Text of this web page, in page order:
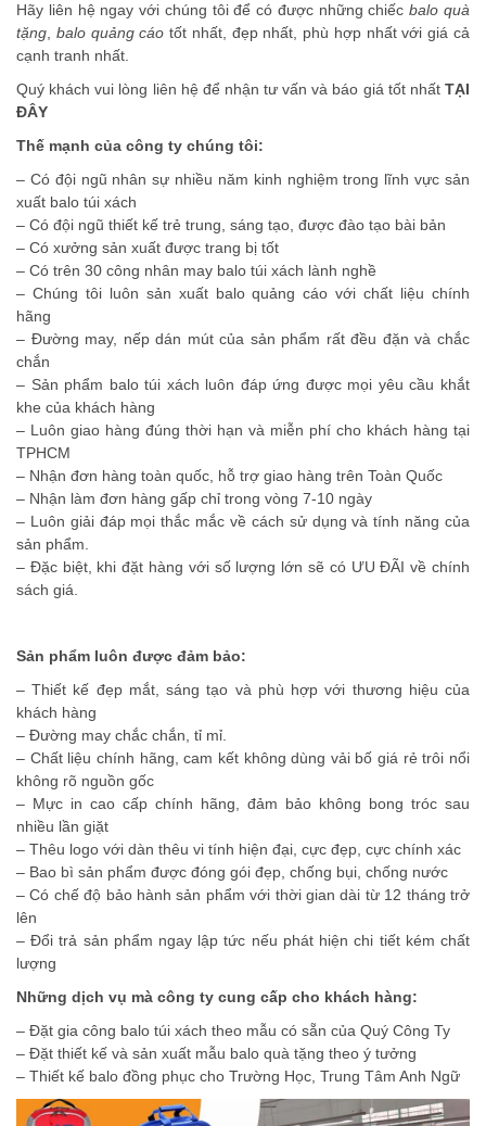
Hãy liên hệ ngay với chúng tôi để có được những chiếcbalo quà
tặng balo quảng cáo tốt nhất, đẹp nhất, phù hợp nhất với giá cả
cạnh tranh nhất.
Quý khách vui lòng liên hệ để nhận tư vấn và báo giá tốt nhất TẠI
ĐÂY
Thế mạnh của công ty chúng tôi:
– Có đội ngũ nhân sự nhiều năm kinh nghiệm trong lĩnh vực sản
xuất balo túi xách
– Có đội ngũ thiết kế trẻ trung, sáng tạo, được đào tạo bài bản
– Có xưởng sản xuất được trang bị tốt
– Có trên 30 công nhân may balo túi xách lành nghề
– Chúng tôi luôn sản xuất balo quảng cáo với chất liệu chính
hãng
– Đường may, nếp dán mút của sản phẩm rất đều đặn và chắc
chắn
– Sản phẩm balo túi xách luôn đáp ứng được mọi yêu cầu khắt
khe của khách hàng
– Luôn giao hàng đúng thời hạn và miễn phí cho khách hàng tại
TPHCM
– Nhận đơn hàng toàn quốc, hỗ trợ giao hàng trên Toàn Quốc
– Nhận làm đơn hàng gấp chỉ trong vòng 7-10 ngày
– Luôn giải đáp mọi thắc mắc về cách sử dụng và tính năng của
sản phẩm.
– Đặc biệt, khi đặt hàng với số lượng lớn sẽ có ƯU ĐÃI về chính
sách giá.
Sản phẩm luôn được đảm bảo:
– Thiết kế đẹp mắt, sáng tạo và phù hợp với thương hiệu của
khách hàng
– Đường may chắc chắn, tỉ mỉ.
– Chất liệu chính hãng, cam kết không dùng vải bố giá rẻ trôi nổi
không rõ nguồn gốc
– Mực in cao cấp chính hãng, đảm bảo không bong tróc sau
nhiều lần giặt
– Thêu logo với dàn thêu vi tính hiện đại, cực đẹp, cực chính xác
– Bao bì sản phẩm được đóng gói đẹp, chống bụi, chống nước
– Có chế độ bảo hành sản phẩm với thời gian dài từ 12 tháng trở
lên
– Đổi trả sản phẩm ngay lập tức nếu phát hiện chi tiết kém chất
lượng
Những dịch vụ mà công ty cung cấp cho khách hàng:
– Đặt gia công balo túi xách theo mẫu có sẵn của Quý Công Ty
– Đặt thiết kế và sản xuất mẫu balo quà tặng theo ý tưởng
– Thiết kế balo đồng phục cho Trường Học, Trung Tâm Anh Ngữ